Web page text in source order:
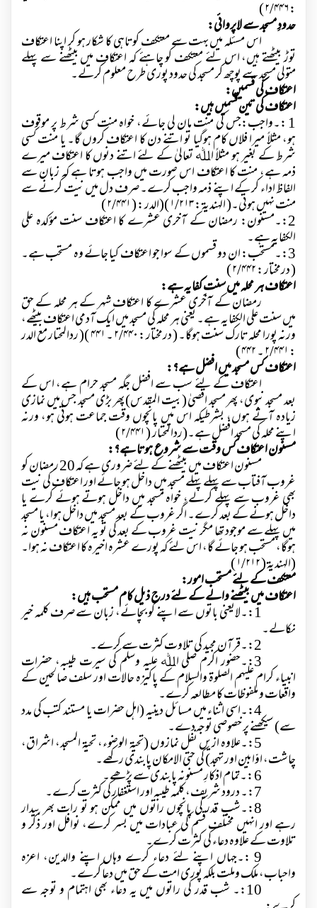
:۲/۴۴۶ )
حدودِ مسجد سے لاپروائی:
اس مسئلہ میں بہت سے معتکف کوتاہی کا شکار ہو کر اپنا اعتکاف
توڑ بیٹھتے ہیں، اس لئے معتکف کو چاہئے کہ اعتکاف میں بیٹھنے سے پہلے
متولی مسجد سے پوچھ کر مسجد کی حدود پوری طرح معلوم کرلے۔
اعتکاف کی قسمیں:
اعتکاف کی تین قسمیں ہیں:
1 :۔واجب:جس کی منت مان لی جائے، خواہ منت کسی شرط پر موقوف
ہو، مثلاً میرا فلاں کام ہوگیا تو اتنے دن کا اعتکاف کروں گا۔ یا منت کسی
شرط کے بغیر ہو مثلاً اﷲ تعالیٰ کے لئے اتنے دنوں کا اعتکاف میرے
ذمہ ہے، منت کا اعتکاف اس صورت میں واجب ہوتا ہے کہ زبان سے
الفاظ اداء کر کے اپنے ذمہ واجب کرے۔ صرف دل میں نیت کرنے سے
منت نہیں ہوتی۔( الہندیۃ :۱/۲۱۳ ) (الدر : (۲/۴۴۱ )
2:۔مسنون: رمضان کے آخری عشرے کا اعتکاف سنت مؤکدہ علی
الکفایہ ہے۔
3:۔مستحب: ان دو قسموں کے سوا جو اعتکاف کیا جائے وہ مستحب ہے۔
( درمختار :۲/۴۴۲ )
اعتکاف ہر محلہ میں سنت ِکفایہ ہے:
رمضان کے آخری عشرے کا اعتکاف شہر کے ہر محلہ کے حق
میں سنت علی الکفایہ ہے۔ یعنی ہر محلہ کی مسجد میں ایک آدمی اعتکاف بیٹھے،
ورنہ پورا محلہ تارک سنت ہوگا۔ ( درمختار :۲/۴۴۰۔۴۴۱ ) ( ردالمحتار مع الدر
:۲/۴۴۱۔۴۴۲ )
اعتکاف کس مسجد میں افضل ہے؟:
اعتکاف کے لئے سب سے افضل جگہ مسجد حرام ہے، اس کے
بعد مسجد نبوی، پھر مسجد اقصیٰ (بیت المقدس) پھر بڑی مسجد جس میں نمازی
زیادہ آتے ہوں، بشرطیکہ اس میں پانچوں وقت جماعت ہوتی ہو، ورنہ
اپنے محلہ کی مسجد افضل ہے۔(ردالمحتار (۲/۴۴۱ )
مسنون اعتکاف کس وقت سے شروع ہوتا ہے؟:
مسنون اعتکاف میں بیٹھنے کے لئے ضروری ہے کہ 20 رمضان کو
غروب آفتاب سے پہلے پہلے مسجد میں داخل ہو جائے اور اعتکاف کی نیت
بھی غروب سے پہلے کرلے، خواہ مسجد میں داخل ہوتے ہوئے کرے یا
داخل ہونے کے بعد کرے۔ اگر غروب کے بعد مسجد میں داخل ہوا، یا مسجد
میں پہلے سے موجود تھا مگر نیت غروب کے بعد کی تو یہ اعتکاف مسنون نہ
ہوگا، مستحب ہو جائے گا، اس لئے کہ پورے عشرہ اخیرہ کا اعتکاف نہ ہوا۔
(الہندیۃ (۱/۲۱۲ )
معتکف کے لئے مستحب امور:
اعتکاف میں بیٹھنے والے کے لئے درج ذیل کام مستحب ہیں:
1:۔لایعنی باتوں سے اپنے کو بچائے، زبان سے صرف کلمہ خیر
نکالے۔
2:۔قرآن مجید کی تلاوت کثرت سے کرے۔
3:۔حضور اکرم صلی اﷲ علیہ وسلم کی سیرت طیبہ، حضرات
انبیاء کرام علیہم الصلوۃ والسلام کے پاکیزہ حالات اور سلف صالحین کے
واقعات و ملفوظات کا مطالعہ کرے۔
4:۔اسی اثناء میں مسائل دینیہ (اہل حضرات یا مستند کتب کی مدد
سے) سیکھنے پر خصوصی توجہ دے۔
5:۔علاوہ ازیں نفل نمازوں (تحیۃ الوضوء، تحیۃ المسجد، اشراق،
چاشت، اوّابین اور تہجد) کی حتی الامکان پابندی رکھے۔
6 :۔تمام اذکارِ مسنونہ پابندی سے پڑھے۔
7:۔ درود شریف، کلمہ طیبہ اور استغفار کی کثرت کرے۔
8:۔شب قدر کی پانچوں راتوں میں ممکن ہو تو رات بھر بیدار
رہے اور انہیں مختلف قسم کی عبادات میں بسر کرے، نوافل اور ذکر و
تلاوت کے علاوہ دعاء کی کثرت کرے۔
9 :۔جہاں اپنے لئے دعاء کرے وہاں اپنے والدین، اعزہ
واحباب، ملک وملت بلکہ پوری امت کے حق میں دعا کرے۔
10:۔ شب قدر کی راتوں میں یہ دعاء بھی اہتمام و توجہ سے